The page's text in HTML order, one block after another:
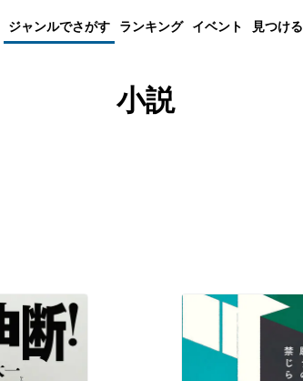
ジャンルでさがす ランキング イベント 見つける
小説